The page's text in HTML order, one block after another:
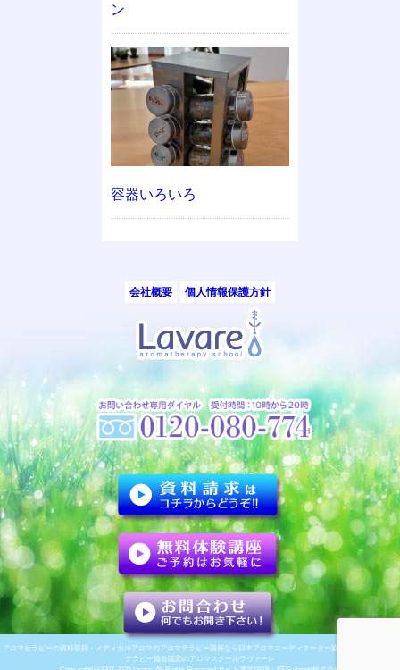
ン
容器いろいろ
会社概要 個人情報保護方針
アロマセラピーの資格取得・メディカルアロマのアロマテラピー講座なら日本アロマコーディネーター協会/ナード・アロマ
テラピー協会認定のアロマスクールラヴァーレ